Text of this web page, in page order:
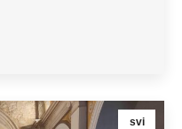
svi